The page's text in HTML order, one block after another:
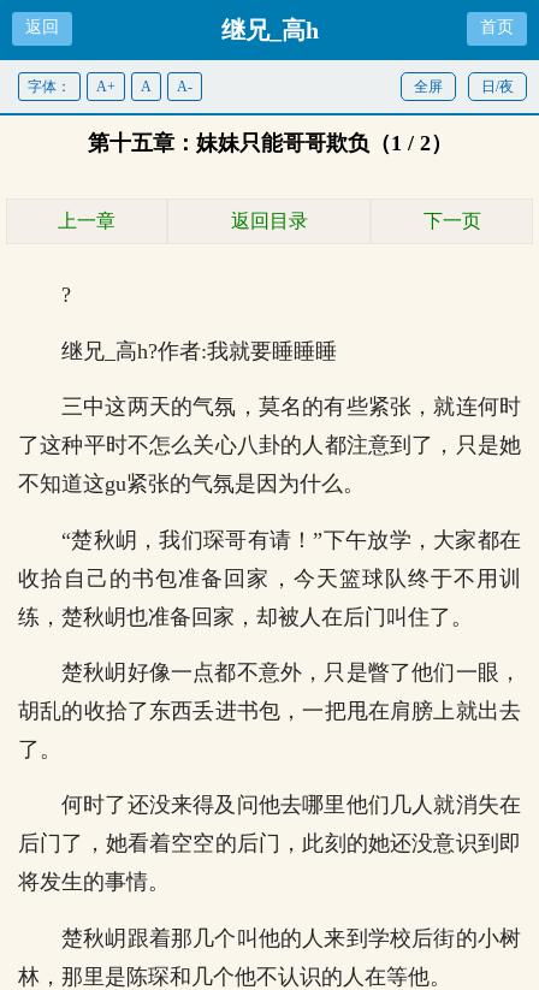
返回 继兄_高h 首页
日/夜
全屏
字体： A+ A A-
第十五章：妹妹只能哥哥欺负（1 / 2）
上一章 返回目录 下一页
?
继兄_高h?作者:我就要睡睡睡
三中这两天的气氛，莫名的有些紧张，就连何时
了这种平时不怎么关心八卦的人都注意到了，只是她
不知道这gu紧张的气氛是因为什么。
“楚秋岄，我们琛哥有请！”下午放学，大家都在
收拾自己的书包准备回家，今天篮球队终于不用训
练，楚秋岄也准备回家，却被人在后门叫住了。
楚秋岄好像一点都不意外，只是瞥了他们一眼，
胡乱的收拾了东西丢进书包，一把甩在肩膀上就出去
了。
何时了还没来得及问他去哪里他们几人就消失在
后门了，她看着空空的后门，此刻的她还没意识到即
将发生的事情。
楚秋岄跟着那几个叫他的人来到学校后街的小树
林，那里是陈琛和几个他不认识的人在等他。